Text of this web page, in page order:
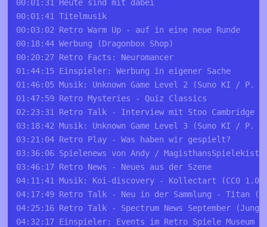
00:01:31 Heute sind mit dabei
00:01:41 Titelmusik
00:03:02 Retro Warm Up - auf in eine neue Runde
00:18:44 Werbung (Dragonbox Shop)
00:20:27 Retro Facts: Neuromancer
01:44:15 Einspieler: Werbung in eigener Sache
01:46:05 Musik: Unknown Game Level 2 (Suno KI / P.
01:47:59 Retro Mysteries - Quiz Classics
02:23:31 Retro Talk - Interview mit Stoo Cambridge
03:18:42 Musik: Unknown Game Level 3 (Suno KI / P.
03:21:04 Retro Play - Was haben wir gespielt?
03:36:06 Spielenews von Andy /
03:46:17 Retro News - Neues aus der Szene
04:11:41 Musik: Koi-discovery - Kollectart (CC0 1.0
04:17:49 Retro Talk - Neu in der Sammlung - Titan
04:25:16 Retro Talk - Spectrum News September
04:32:17 Einspieler: Events im Retro Spiele Museum